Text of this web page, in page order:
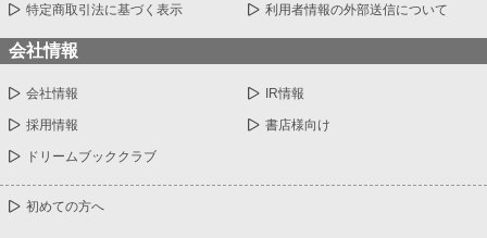
特定商取引法に基づく表示 利用者情報の外部送信について
会社情報
会社情報 IR情報
採用情報 書店様向け
ドリームブッククラブ
初めての方へ